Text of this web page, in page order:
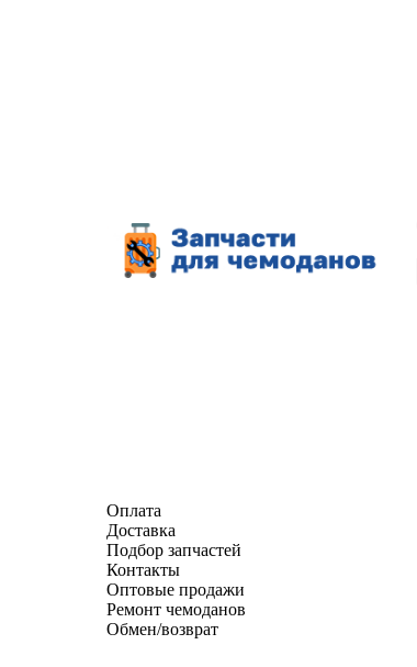
Оплата
Доставка
Подбор запчастей
Контакты
Оптовые продажи
Ремонт чемоданов
Обмен/возврат